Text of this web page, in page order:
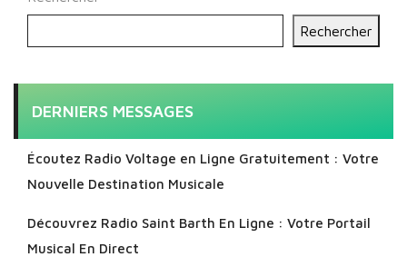
Rechercher
DERNIERS MESSAGES
Écoutez Radio Voltage en Ligne Gratuitement : Votre
Nouvelle Destination Musicale
Découvrez Radio Saint Barth En Ligne : Votre Portail
Musical En Direct